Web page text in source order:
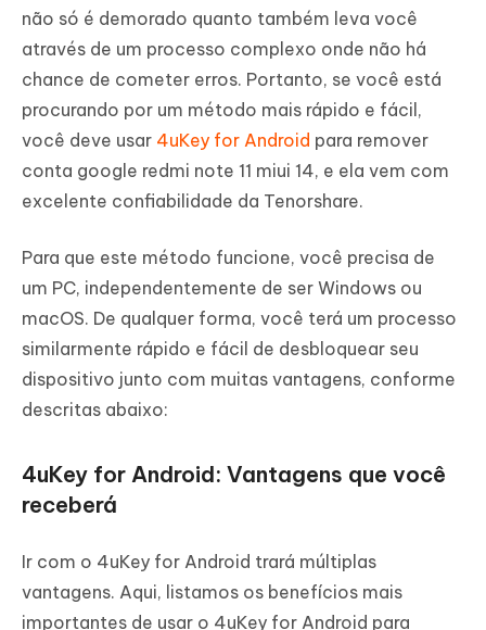
não só é demorado quanto também leva você
através de um processo complexo onde não há
chance de cometer erros. Portanto, se você está
procurando por um método mais rápido e fácil,
você deve usar 4uKey for Android para remover
conta google redmi note 11 miui 14, e ela vem com
excelente confiabilidade da Tenorshare.
Para que este método funcione, você precisa de
um PC, independentemente de ser Windows ou
macOS. De qualquer forma, você terá um processo
similarmente rápido e fácil de desbloquear seu
dispositivo junto com muitas vantagens, conforme
descritas abaixo:
4uKey for Android: Vantagens que você
receberá
Ir com o 4uKey for Android trará múltiplas
vantagens. Aqui, listamos os benefícios mais
importantes de usar o 4uKey for Android para